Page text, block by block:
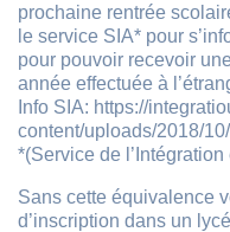
prochaine rentrée
le service SIA* pour
pour pouvoir recevoir
année effectuée à
Info SIA: https://
content/uploads/2018/
*(Service de
Sans cette équivalence
d’inscription dans un